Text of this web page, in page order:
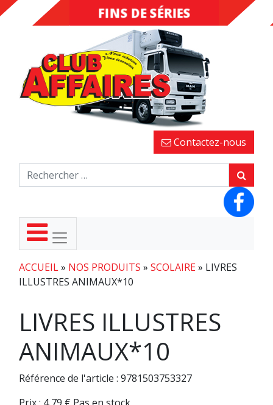
DESTOCKAGE
FINS DE SÉRIES
Contactez-nous
ACCUEIL» NOS PRODUITS » SCOLAIRE» LIVRES
ILLUSTRES ANIMAUX*10
LIVRES ILLUSTRES
ANIMAUX*10
Référence de l'article : 9781503753327
Prix : 4,79 € Pas en stock